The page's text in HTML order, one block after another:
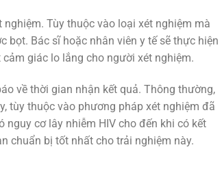
Tùy thuộc vào loại xét nghiệm mà
bọt. Bác sĩ hoặc nhân viên y tế sẽ thực hiện
giác lo lắng cho người xét nghiệm.
về thời gian nhận kết quả. Thông thường,
tùy thuộc vào phương pháp xét nghiệm đã
cơ lây nhiễm HIV cho đến khi có kết
chuẩn bị tốt nhất cho trải nghiệm này.